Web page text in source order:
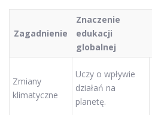
Zagadnienie
Znaczenie
edukacji
globalnej
Zmiany
klimatyczne
Uczy o wpływie
działań na
planetę.